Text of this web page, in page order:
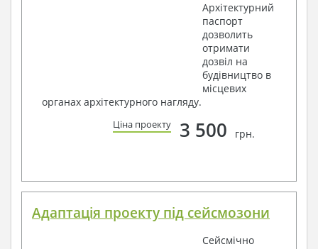
Архітектурний
паспорт
дозволить
отримати
дозвіл на
будівництво в
місцевих
органах архітектурного нагляду.
Ціна проекту 3 500 грн.
Адаптація проекту під сейсмозони
Сейсмічно